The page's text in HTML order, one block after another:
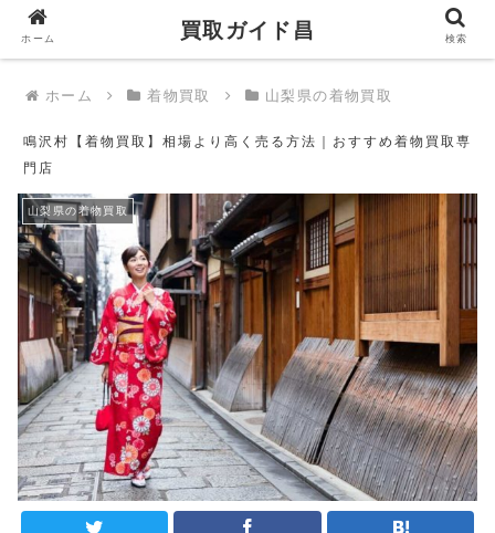
買取ガイド昌
ホーム 着物買取 山梨県の着物買取
鳴沢村【着物買取】相場より高く売る方法｜おすすめ着物買取専
門店
山梨県の着物買取
ホーム 買取ガイド昌 検索